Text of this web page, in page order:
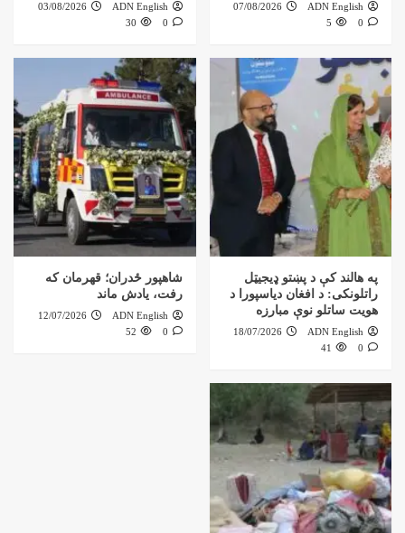
ADN English
07/08/2026
0
5
ADN English
03/08/2026
0
30
په هالند کې د پښتو ډیجیټل
راتلونکی: د افغان دیاسپورا د
هویت ساتلو نوې مبارزه
ADN English
18/07/2026
0
41
شاهپور ځدران؛ قهرمان که
رفت، یادش ماند
ADN English
12/07/2026
0
52